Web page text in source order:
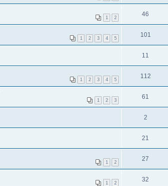
1 2 46
1 2 3 4 5 101
11
1 2 3 4 5 112
1 2 3 61
2
21
1 2 27
1 2 32